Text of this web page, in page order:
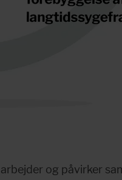
og påvirker